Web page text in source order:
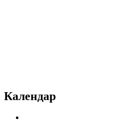
Календар